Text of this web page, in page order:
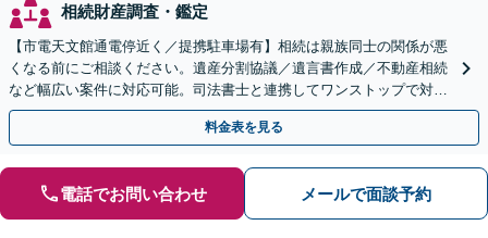
相続財産調査・鑑定
【市電天文館通電停近く／提携駐車場有】相続は親族同士の関係が悪
くなる前にご相談ください。遺産分割協議／遺言書作成／不動産相続
など幅広い案件に対応可能。司法書士と連携してワンストップで対応
します。【休日相談可能（要予約）】
料金表を見る
電話でお問い合わせ メールで面談予約